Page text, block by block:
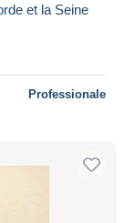
et la Seine
Professionale